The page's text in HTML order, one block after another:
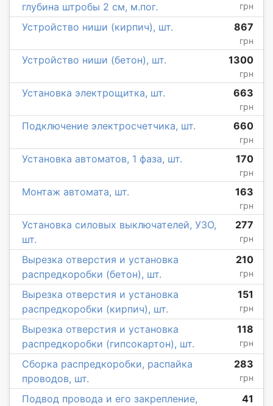
глубина штробы 2 см, м.пог.
грн
Устройство ниши (кирпич), шт. 867
грн
Устройство ниши (бетон), шт. 1300
грн
Установка электрощитка, шт. 663
грн
Подключение электросчетчика, шт. 660
грн
Установка автоматов, 1 фаза, шт. 170
грн
Монтаж автомата, шт. 163
грн
Установка силовых выключателей, УЗО,
шт.
277
грн
Вырезка отверстия и установка
распредкоробки (бетон), шт.
210
грн
Вырезка отверстия и установка
распредкоробки (кирпич), шт.
151
грн
Вырезка отверстия и установка
распредкоробки (гипсокартон), шт.
118
грн
Сборка распредкоробки, распайка
проводов, шт.
283
грн
Подвод провода и его закрепление,
41